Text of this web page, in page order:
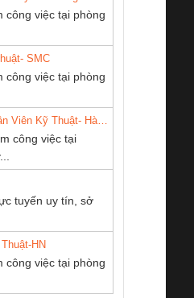
Bộ giám sát dòng
TRANSCLINIC 16I+
(2008130000)
Giá
Nẹp nhôm chống
trơn Đà Nẵng
CÔNG TY TNHH
THIÊN ÂN VIỆT
NAM
DONG
PHẦN DÂY VÀ
công việc tại phòng
SMC
công việc tại phòng
Công Ty SMC Tuyển Gấp Nhân Viên Kỹ Thuật- Hà Nội
công việc tại
tuyến uy tín, sở
HN
công việc tại phòng